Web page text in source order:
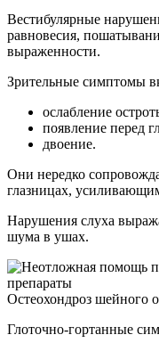
Вестибулярные
равновесия,
выраженности.
Зрительные симптомы
ослабление
появление перед
двоение.
Они нередко
глазницах,
Нарушения слуха
шума в ушах.
Остеохондроз шейного
Глоточно-гортанные